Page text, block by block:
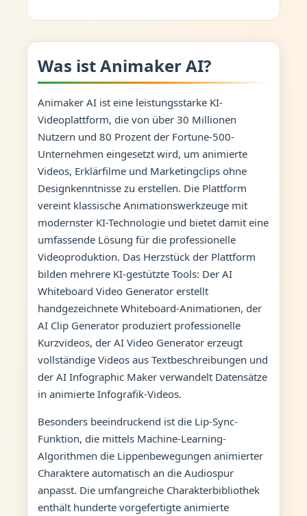
Was ist Animaker AI?
Animaker AI ist eine leistungsstarke KI-
Videoplattform, die von über 30 Millionen
Nutzern und 80 Prozent der Fortune-500-
Unternehmen eingesetzt wird, um animierte
Videos, Erklärfilme und Marketingclips ohne
Designkenntnisse zu erstellen. Die Plattform
vereint klassische Animationswerkzeuge mit
modernster KI-Technologie und bietet damit eine
umfassende Lösung für die professionelle
Videoproduktion. Das Herzstück der Plattform
bilden mehrere KI-gestützte Tools: Der AI
Whiteboard Video Generator erstellt
handgezeichnete Whiteboard-Animationen, der
AI Clip Generator produziert professionelle
Kurzvideos, der AI Video Generator erzeugt
vollständige Videos aus Textbeschreibungen und
der AI Infographic Maker verwandelt Datensätze
in animierte Infografik-Videos.
Besonders beeindruckend ist die Lip-Sync-
Funktion, die mittels Machine-Learning-
Algorithmen die Lippenbewegungen animierter
Charaktere automatisch an die Audiospur
anpasst. Die umfangreiche Charakterbibliothek
enthält hunderte vorgefertigte animierte